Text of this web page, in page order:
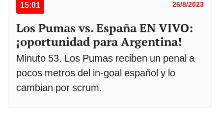
15:01 26/8/2023
Los Pumas vs. España EN VIVO:
¡oportunidad para Argentina!
Minuto 53. Los Pumas reciben un penal a
pocos metros del in-goal español y lo
cambian por scrum.